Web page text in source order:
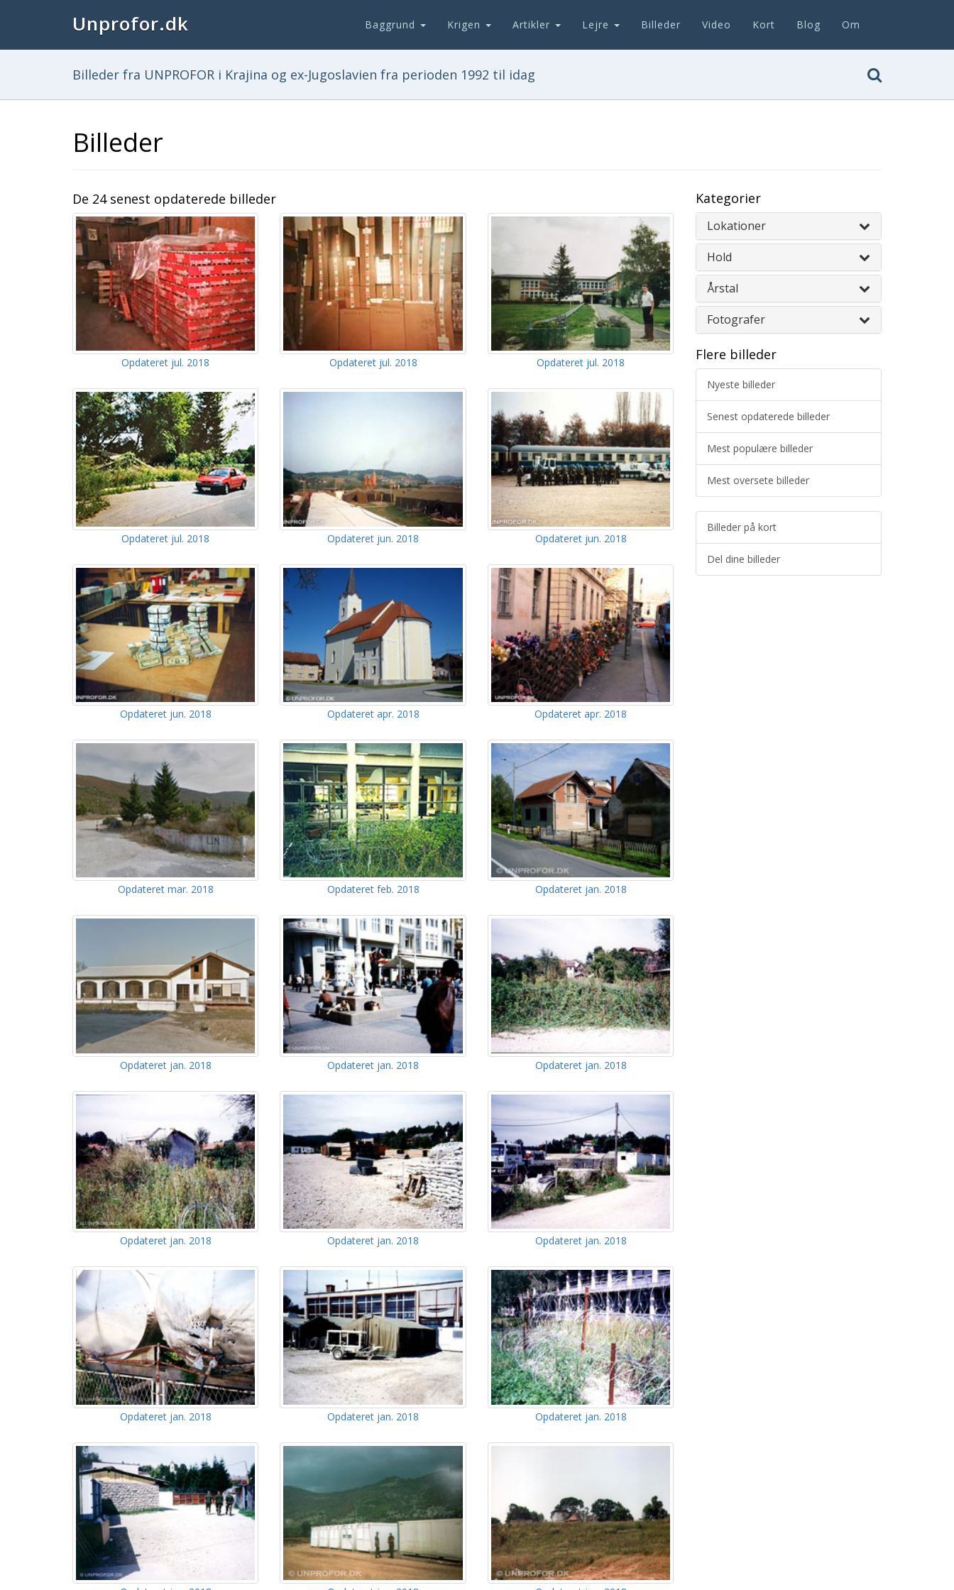
Unprofor.dk Baggrund Krigen Artikler Lejre Billeder Video Kort Blog Om
Billeder fra UNPROFOR i Krajina og ex-Jugoslavien fra perioden 1992 til idag
Billeder
De 24 senest opdaterede billeder
Opdateret jul. 2018 Opdateret jul. 2018 Opdateret jul. 2018
Opdateret jul. 2018 Opdateret jun. 2018 Opdateret jun. 2018
Opdateret jun. 2018 Opdateret apr. 2018 Opdateret apr. 2018
Opdateret mar. 2018 Opdateret feb. 2018 Opdateret jan. 2018
Opdateret jan. 2018 Opdateret jan. 2018 Opdateret jan. 2018
Opdateret jan. 2018 Opdateret jan. 2018 Opdateret jan. 2018
Opdateret jan. 2018 Opdateret jan. 2018 Opdateret jan. 2018
Kategorier
Lokationer
Hold
Årstal
Fotografer
Flere billeder
Nyeste billeder
Senest opdaterede billeder
Mest populære billeder
Mest oversete billeder
Billeder på kort
Del dine billeder